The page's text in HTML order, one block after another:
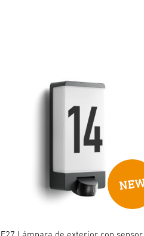
E27 Lámpara de exterior con sensor